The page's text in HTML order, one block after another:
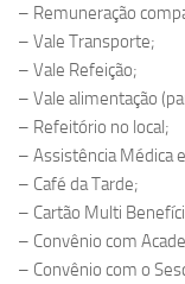
– Remuneração
– Vale Transporte;
– Vale Refeição;
– Vale alimentação
– Refeitório no local;
– Assistência Médica
– Café da Tarde;
– Cartão Multi
– Convênio com
– Convênio com o